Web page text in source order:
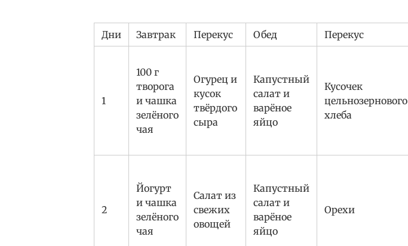
Дни Завтрак Перекус Обед Перекус
1
100 г
творога
и чашка
зелёного
чая
Огурец и
кусок
твёрдого
сыра
Капустный
салат и
варёное
яйцо
Кусочек
цельнозернового
хлеба
2
Йогурт
и чашка
зелёного
чая
Салат из
свежих
овощей
Капустный
салат и
варёное
яйцо
Орехи